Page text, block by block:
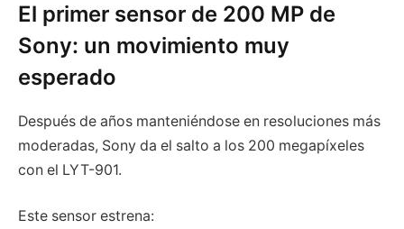
El primer sensor de 200 MP de
Sony: un movimiento muy
esperado
Después de años manteniéndose en resoluciones más
moderadas, Sony da el salto a los 200 megapíxeles
con el LYT-901.
Este sensor estrena: